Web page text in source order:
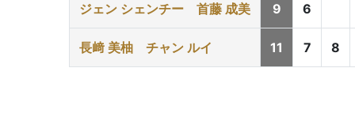
ジェン シェンチー 首藤 成美 9 6
長﨑 美柚 チャン ルイ 11 7 8